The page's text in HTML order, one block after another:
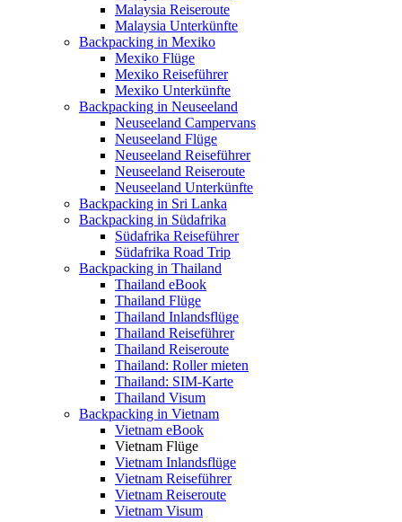
Malaysia Reiseroute
Malaysia Unterkünfte
Backpacking in Mexiko
Mexiko Flüge
Mexiko Reiseführer
Mexiko Unterkünfte
Backpacking in Neuseeland
Neuseeland Campervans
Neuseeland Flüge
Neuseeland Reiseführer
Neuseeland Reiseroute
Neuseeland Unterkünfte
Backpacking in Sri Lanka
Backpacking in Südafrika
Südafrika Reiseführer
Südafrika Road Trip
Backpacking in Thailand
Thailand eBook
Thailand Flüge
Thailand Inlandsflüge
Thailand Reiseführer
Thailand Reiseroute
Thailand: Roller mieten
Thailand: SIM-Karte
Thailand Visum
Backpacking in Vietnam
Vietnam eBook
Vietnam Flüge
Vietnam Inlandsflüge
Vietnam Reiseführer
Vietnam Reiseroute
Vietnam Visum